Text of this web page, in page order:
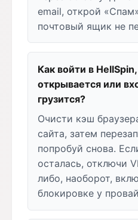
email, открой
почтовый ящик не
Как войти в
открывается или
грузится?
Очисти кэш
сайта, затем
попробуй снова.
осталась, отключи
либо, наоборот,
блокировке у